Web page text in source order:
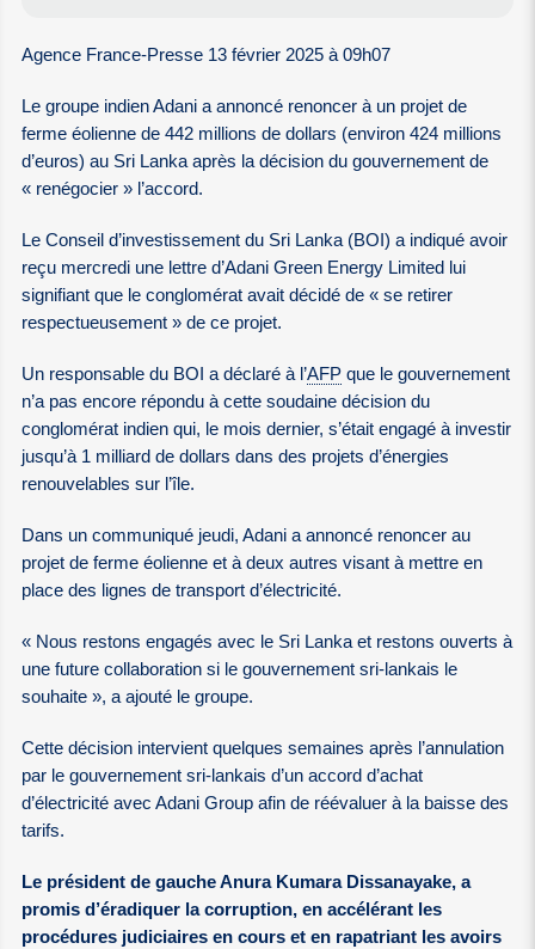
Agence France-Presse 13 février 2025 à 09h07
Le groupe indien Adani a annoncé renoncer à un projet de
ferme éolienne de 442 millions de dollars (environ 424 millions
d’euros) au Sri Lanka après la décision du gouvernement de
« renégocier » l’accord.
Le Conseil d’investissement du Sri Lanka (BOI) a indiqué avoir
reçu mercredi une lettre d’Adani Green Energy Limited lui
signifiant que le conglomérat avait décidé de « se retirer
respectueusement » de ce projet.
Un responsable du BOI a déclaré à l’AFP que le gouvernement
n’a pas encore répondu à cette soudaine décision du
conglomérat indien qui, le mois dernier, s’était engagé à investir
jusqu’à 1 milliard de dollars dans des projets d’énergies
renouvelables sur l’île.
Dans un communiqué jeudi, Adani a annoncé renoncer au
projet de ferme éolienne et à deux autres visant à mettre en
place des lignes de transport d’électricité.
« Nous restons engagés avec le Sri Lanka et restons ouverts à
une future collaboration si le gouvernement sri-lankais le
souhaite », a ajouté le groupe.
Cette décision intervient quelques semaines après l’annulation
par le gouvernement sri-lankais d’un accord d’achat
d’électricité avec Adani Group afin de réévaluer à la baisse des
tarifs.
Le président de gauche Anura Kumara Dissanayake, a
promis d’éradiquer la corruption, en accélérant les
procédures judiciaires en cours et en rapatriant les avoirs